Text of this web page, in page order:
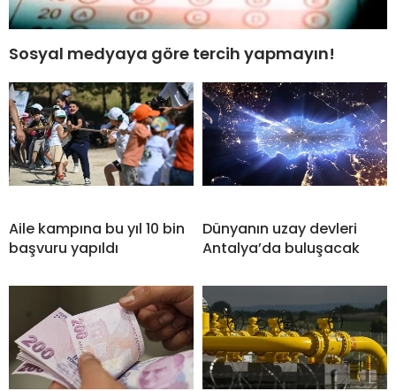
Sosyal medyaya göre tercih yapmayın!
Aile kampına bu yıl 10 bin
başvuru yapıldı
Dünyanın uzay devleri
Antalya’da buluşacak